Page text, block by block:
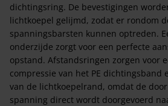
dichtingsring. De bevestigingen
lichtkoepel gelijmd, zodat er rondom
spanningsbarsten kunnen optreden.
onderzijde zorgt voor een perfecte
opstand. Afstandsringen zorgen voor
compressie van het PE dichtingsband
van de lichtkoepelrand, omdat de
spanning direct wordt doorgevoerd